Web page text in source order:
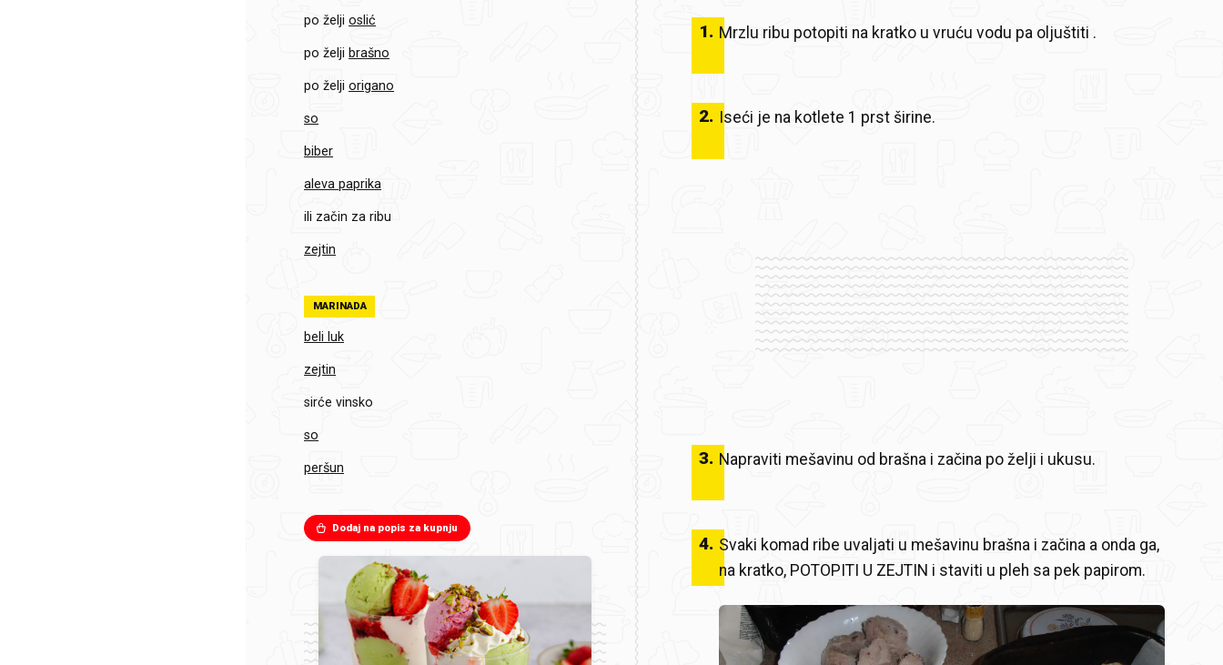
po želji oslić
po želji brašno
po želji origano
so
biber
aleva paprika
ili začin za ribu
zejtin
MARINADA
beli luk
zejtin
sirće vinsko
so
peršun
Dodaj na popis za kupnju
1. Mrzlu ribu potopiti na kratko u vruću vodu pa oljuštiti .
2. Iseći je na kotlete 1 prst širine.
3. Napraviti mešavinu od brašna i začina po želji i ukusu.
4. Svaki komad ribe uvaljati u mešavinu brašna i začina a onda ga,
na kratko, POTOPITI U ZEJTIN i staviti u pleh sa pek papirom.